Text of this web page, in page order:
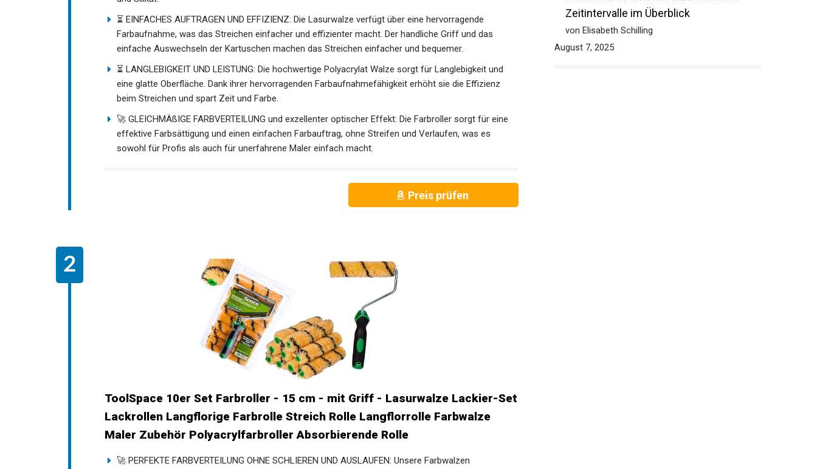
⏳ EINFACHES AUFTRAGEN UND EFFIZIENZ: Die Lasurwalze verfügt über eine hervorragende
Farbaufnahme, was das Streichen einfacher und effizienter macht. Der handliche Griff und das
einfache Auswechseln der Kartuschen machen das Streichen einfacher und bequemer.
⏳ LANGLEBIGKEIT UND LEISTUNG: Die hochwertige Polyacrylat Walze sorgt für Langlebigkeit und
eine glatte Oberfläche. Dank ihrer hervorragenden Farbaufnahmefähigkeit erhöht sie die Effizienz
beim Streichen und spart Zeit und Farbe.
🚀 GLEICHMÄßIGE FARBVERTEILUNG und exzellenter optischer Effekt: Die Farbroller sorgt für eine
effektive Farbsättigung und einen einfachen Farbauftrag, ohne Streifen und Verlaufen, was es
sowohl für Profis als auch für unerfahrene Maler einfach macht.
Preis prüfen
ToolSpace 10er Set Farbroller - 15 cm - mit Griff - Lasurwalze Lackier-Set
Lackrollen Langflorige Farbrolle Streich Rolle Langflorrolle Farbwalze
Maler Zubehör Polyacrylfarbroller Absorbierende Rolle
🚀 PERFEKTE FARBVERTEILUNG OHNE SCHLIEREN UND AUSLAUFEN: Unsere Farbwalzen
Zeitintervalle im Überblick
von Elisabeth Schilling
August 7, 2025